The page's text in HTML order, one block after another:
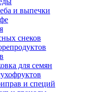
и выпечки
снеков
для семян
и специй